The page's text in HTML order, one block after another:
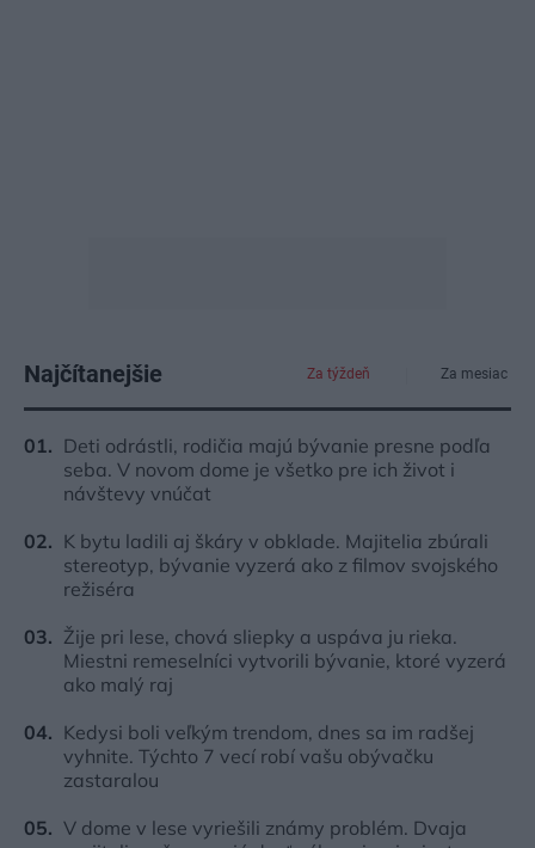
Najčítanejšie Za týždeň Za mesiac
Deti odrástli, rodičia majú bývanie presne podľa
seba. V novom dome je všetko pre ich život i
návštevy vnúčat
K bytu ladili aj škáry v obklade. Majitelia zbúrali
stereotyp, bývanie vyzerá ako z filmov svojského
režiséra
Žije pri lese, chová sliepky a uspáva ju rieka.
Miestni remeselníci vytvorili bývanie, ktoré vyzerá
ako malý raj
Kedysi boli veľkým trendom, dnes sa im radšej
vyhnite. Týchto 7 vecí robí vašu obývačku
zastaralou
V dome v lese vyriešili známy problém. Dvaja